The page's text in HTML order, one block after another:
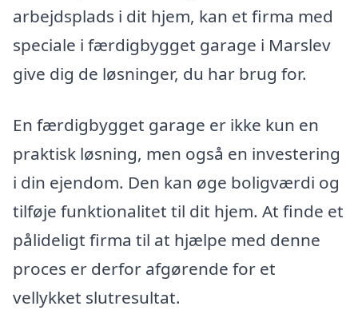
arbejdsplads i dit hjem, kan et firma med
speciale i færdigbygget garage i Marslev
give dig de løsninger, du har brug for.
En færdigbygget garage er ikke kun en
praktisk løsning, men også en investering
i din ejendom. Den kan øge boligværdi og
tilføje funktionalitet til dit hjem. At finde et
pålideligt firma til at hjælpe med denne
proces er derfor afgørende for et
vellykket slutresultat.